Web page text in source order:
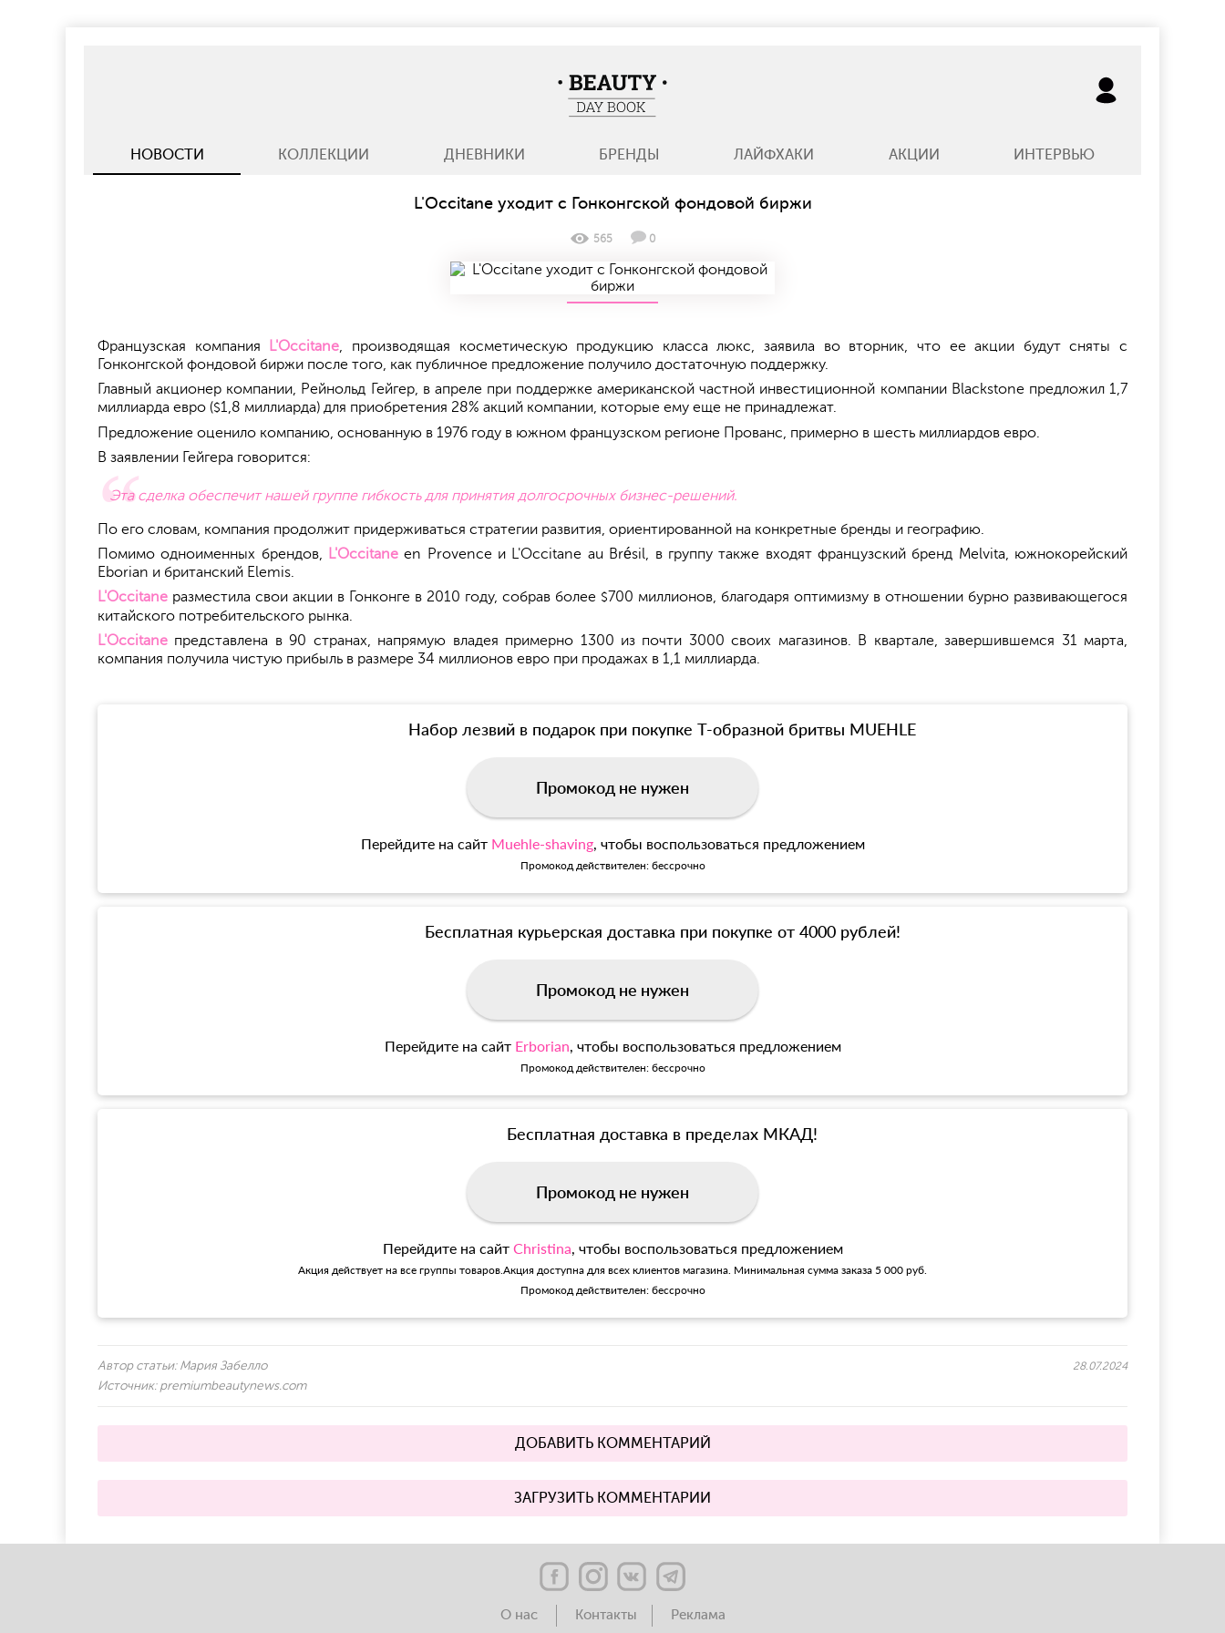
НОВОСТИ КОЛЛЕКЦИИ ДНЕВНИКИ БРЕНДЫ ЛАЙФХАКИ АКЦИИ ИНТЕРВЬЮ
BeautyDayBook
L'Occitane уходит с Гонконгской фондовой биржи
565 0
Французская компания L'Occitane, производящая косметическую продукцию класса люкс, заявила во вторник, что ее акции будут сняты с
Гонконгской фондовой биржи после того, как публичное предложение получило достаточную поддержку.
Главный акционер компании, Рейнольд Гейгер, в апреле при поддержке американской частной инвестиционной компании Blackstone предложил 1,7
миллиарда евро ($1,8 миллиарда) для приобретения 28% акций компании, которые ему еще не принадлежат.
Предложение оценило компанию, основанную в 1976 году в южном французском регионе Прованс, примерно в шесть миллиардов евро.
В заявлении Гейгера говорится:
Эта сделка обеспечит нашей группе гибкость для принятия долгосрочных бизнес-решений.
По его словам, компания продолжит придерживаться стратегии развития, ориентированной на конкретные бренды и географию.
Помимо одноименных брендов, L'Occitane en Provence и L'Occitane au Brésil, в группу также входят французский бренд Melvita, южнокорейский
Eborian и британский Elemis.
L'Occitane разместила свои акции в Гонконге в 2010 году, собрав более $700 миллионов, благодаря оптимизму в отношении бурно развивающегося
китайского потребительского рынка.
L'Occitane представлена в 90 странах, напрямую владея примерно 1300 из почти 3000 своих магазинов. В квартале, завершившемся 31 марта,
компания получила чистую прибыль в размере 34 миллионов евро при продажах в 1,1 миллиарда.
Набор лезвий в подарок при покупке Т-образной бритвы MUEHLE
Промокод не нужен
Перейдите на сайт Muehle-shaving, чтобы воспользоваться предложением
Промокод действителен: бессрочно
Бесплатная курьерская доставка при покупке от 4000 рублей!
Промокод не нужен
Перейдите на сайт Erborian, чтобы воспользоваться предложением
Промокод действителен: бессрочно
Бесплатная доставка в пределах МКАД!
Промокод не нужен
Перейдите на сайт Christina, чтобы воспользоваться предложением
Акция действует на все группы товаров.Акция доступна для всех клиентов магазина. Минимальная сумма заказа 5 000 руб.
Промокод действителен: бессрочно
Автор статьи: Мария Забелло
Источник: premiumbeautynews.com
28.07.2024
ДОБАВИТЬ КОММЕНТАРИЙ
ЗАГРУЗИТЬ КОММЕНТАРИИ
О нас Контакты Реклама